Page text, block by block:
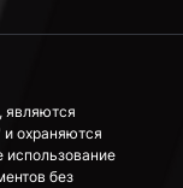
являются
охраняются
использование
без